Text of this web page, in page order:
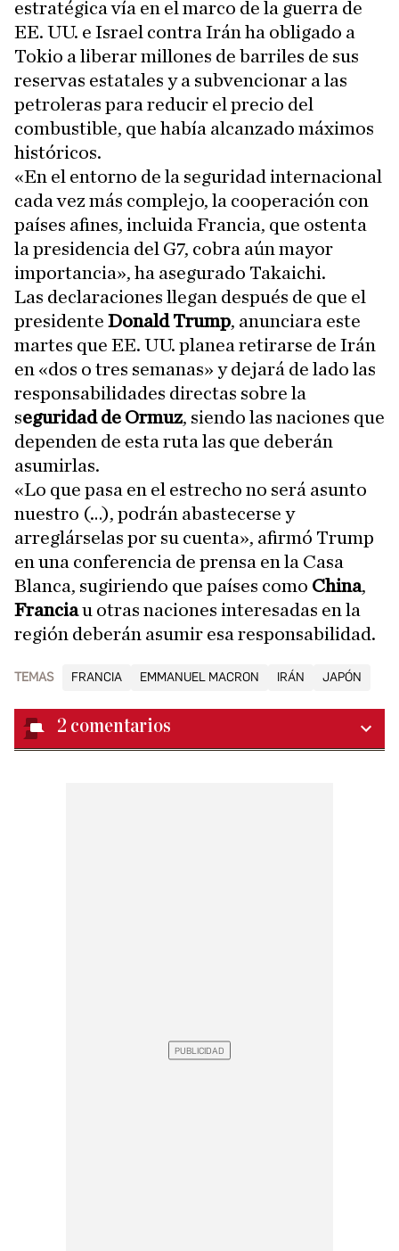
estratégica vía en el marco de la guerra de
EE. UU. e Israel contra Irán ha obligado a
Tokio a liberar millones de barriles de sus
reservas estatales y a subvencionar a las
petroleras para reducir el precio del
combustible, que había alcanzado máximos
históricos.
«En el entorno de la seguridad internacional
cada vez más complejo, la cooperación con
países afines, incluida Francia, que ostenta
la presidencia del G7, cobra aún mayor
importancia», ha asegurado Takaichi.
Las declaraciones llegan después de que el
presidente Donald Trump, anunciara este
martes que EE. UU. planea retirarse de Irán
en «dos o tres semanas» y dejará de lado las
responsabilidades directas sobre la
seguridad de Ormuz, siendo las naciones que
dependen de esta ruta las que deberán
asumirlas.
«Lo que pasa en el estrecho no será asunto
nuestro (…), podrán abastecerse y
arreglárselas por su cuenta», afirmó Trump
en una conferencia de prensa en la Casa
Blanca, sugiriendo que países como China,
Franciau otras naciones interesadas en la
región deberán asumir esa responsabilidad.
TEMAS FRANCIA EMMANUEL MACRON IRÁN JAPÓN
2 comentarios